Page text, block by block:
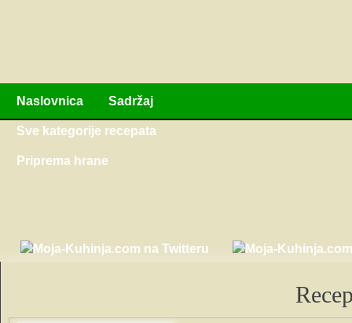
Naslovnica Sadržaj
Sve kategorije recepata
Priprema hrane